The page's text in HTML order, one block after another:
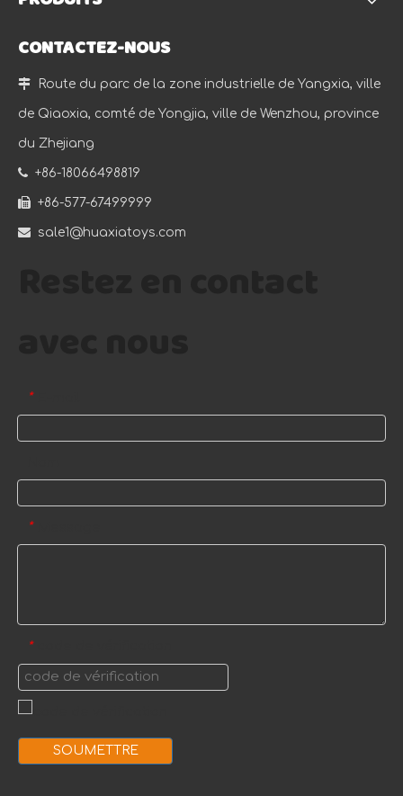
CONTACTEZ-NOUS
 Route du parc de la zone industrielle de Yangxia, ville
de Qiaoxia, comté de Yongjia, ville de Wenzhou, province
du Zhejiang
 +86-18066498819
 +86-577-67499999
 sale1@huaxiatoys.com
*
*
*
SOUMETTRE